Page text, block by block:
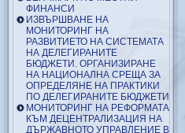
ФИНАНСИ
ИЗВЪРШВАНЕ НА
МОНИТОРИНГ НА
РАЗВИТИЕТО НА СИСТЕМАТА
НА ДЕЛЕГИРАНИТЕ
БЮДЖЕТИ. ОРГАНИЗИРАНЕ
НА НАЦИОНАЛНА СРЕЩА ЗА
ОПРЕДЕЛЯНЕ НА ПРАКТИКИ
ПО ДЕЛЕГИРАНИТЕ БЮДЖЕТИ
МОНИТОРИНГ НА РЕФОРМАТА
КЪМ ДЕЦЕНТРАЛИЗАЦИЯ НА
ДЪРЖАВНОТО УПРАВЛЕНИЕ В